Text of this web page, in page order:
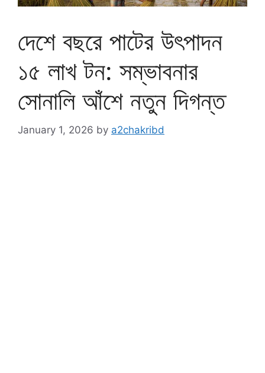
দেশে বছরে পাটের উৎপাদন
১৫ লাখ টন: সম্ভাবনার
সোনালি আঁশে নতুন দিগন্ত
January 1, 2026 by a2chakribd